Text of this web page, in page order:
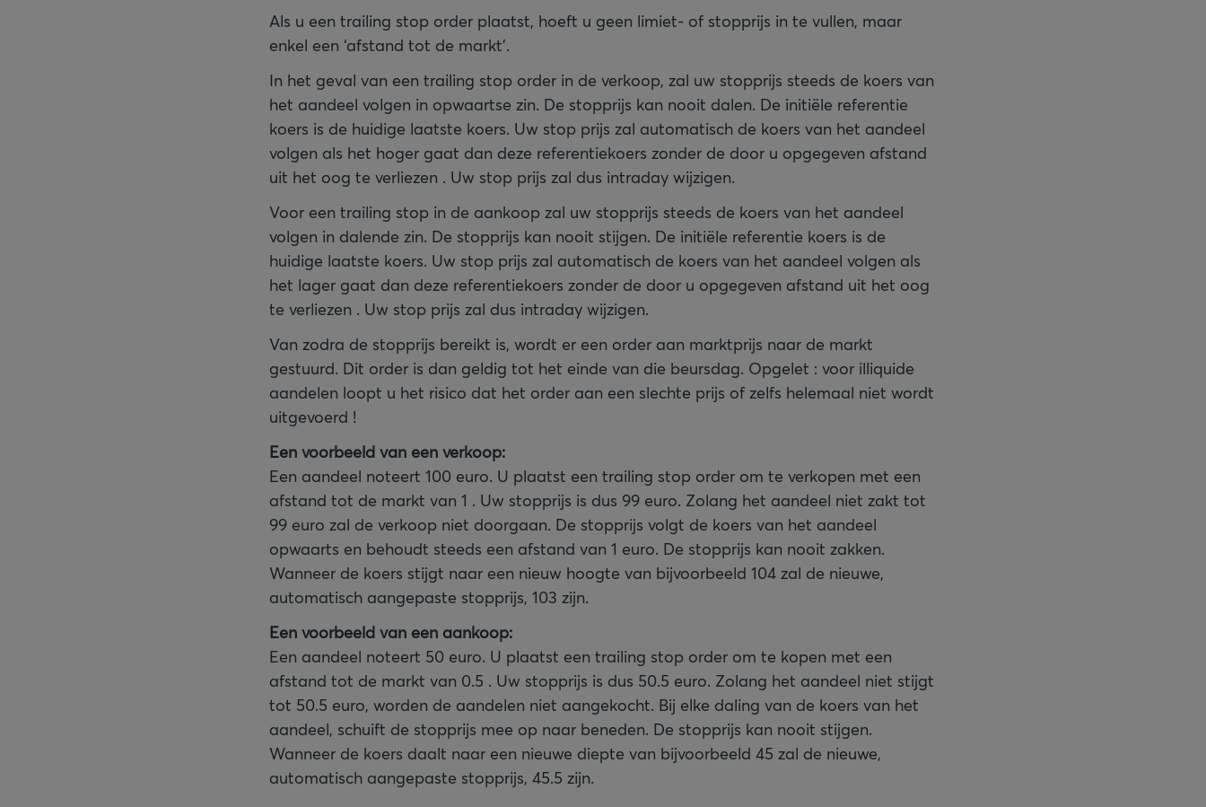
Als u een trailing stop order plaatst, hoeft u geen limiet- of stopprijs in te vullen, maar
enkel een ‘afstand tot de markt’.
In het geval van een trailing stop order in de verkoop, zal uw stopprijs steeds de koers van
het aandeel volgen in opwaartse zin. De stopprijs kan nooit dalen. De initiële referentie
koers is de huidige laatste koers. Uw stop prijs zal automatisch de koers van het aandeel
volgen als het hoger gaat dan deze referentiekoers zonder de door u opgegeven afstand
uit het oog te verliezen . Uw stop prijs zal dus intraday wijzigen.
Voor een trailing stop in de aankoop zal uw stopprijs steeds de koers van het aandeel
volgen in dalende zin. De stopprijs kan nooit stijgen. De initiële referentie koers is de
huidige laatste koers. Uw stop prijs zal automatisch de koers van het aandeel volgen als
het lager gaat dan deze referentiekoers zonder de door u opgegeven afstand uit het oog
te verliezen . Uw stop prijs zal dus intraday wijzigen.
Van zodra de stopprijs bereikt is, wordt er een order aan marktprijs naar de markt
gestuurd. Dit order is dan geldig tot het einde van die beursdag. Opgelet : voor illiquide
aandelen loopt u het risico dat het order aan een slechte prijs of zelfs helemaal niet wordt
uitgevoerd !
Een voorbeeld van een verkoop:
Een aandeel noteert 100 euro. U plaatst een trailing stop order om te verkopen met een
afstand tot de markt van 1 . Uw stopprijs is dus 99 euro. Zolang het aandeel niet zakt tot
99 euro zal de verkoop niet doorgaan. De stopprijs volgt de koers van het aandeel
opwaarts en behoudt steeds een afstand van 1 euro. De stopprijs kan nooit zakken.
Wanneer de koers stijgt naar een nieuw hoogte van bijvoorbeeld 104 zal de nieuwe,
automatisch aangepaste stopprijs, 103 zijn.
Een voorbeeld van een aankoop:
Een aandeel noteert 50 euro. U plaatst een trailing stop order om te kopen met een
afstand tot de markt van 0.5 . Uw stopprijs is dus 50.5 euro. Zolang het aandeel niet stijgt
tot 50.5 euro, worden de aandelen niet aangekocht. Bij elke daling van de koers van het
aandeel, schuift de stopprijs mee op naar beneden. De stopprijs kan nooit stijgen.
Wanneer de koers daalt naar een nieuwe diepte van bijvoorbeeld 45 zal de nieuwe,
automatisch aangepaste stopprijs, 45.5 zijn.